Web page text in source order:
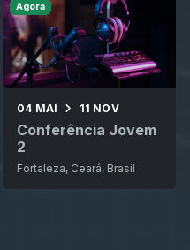
04 MAI 11 NOV
Conferência Jovem
2
Fortaleza, Ceará, Brasil
Agora